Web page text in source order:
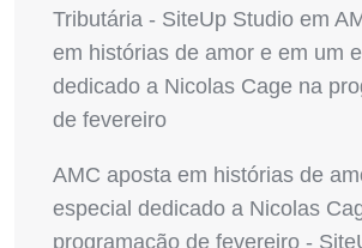
Tributária - SiteUp Studio em
em histórias de amor e em um
dedicado a Nicolas Cage na
de fevereiro
AMC aposta em histórias de
especial dedicado a Nicolas
programação de fevereiro -